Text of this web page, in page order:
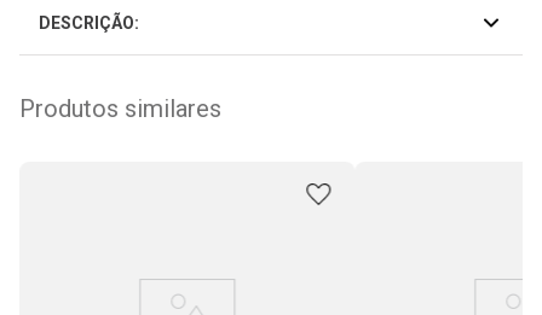
DESCRIÇÃO:
Produtos similares